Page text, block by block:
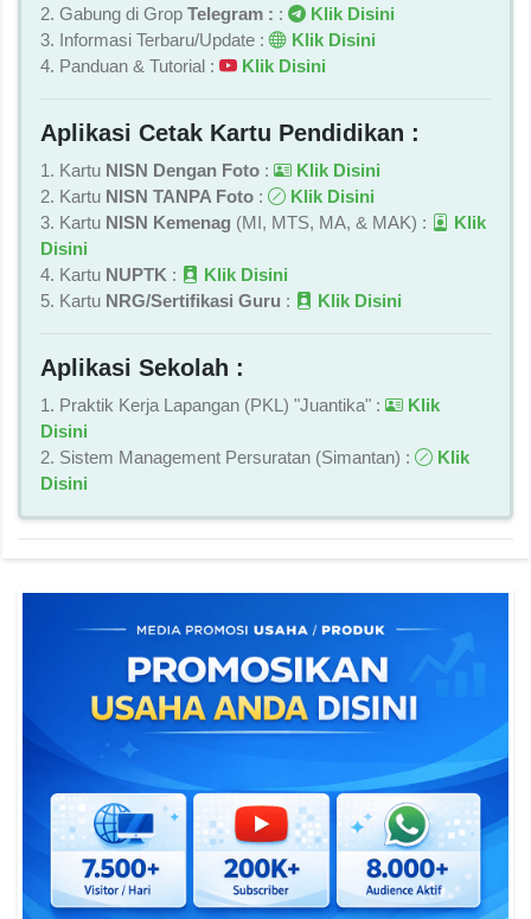
2. Gabung di Grop Telegram : :
Klik Disini
3. Informasi Terbaru/Update :
Klik Disini
4. Panduan & Tutorial :
Klik Disini
Aplikasi Cetak Kartu Pendidikan :
1. Kartu NISN Dengan Foto :
Klik Disini
2. Kartu NISN TANPA Foto :
Klik Disini
3. Kartu NISN Kemenag (MI, MTS, MA, & MAK) :
Klik
Disini
4. Kartu NUPTK :
Klik Disini
5. Kartu NRG/Sertifikasi Guru : Klik Disini
Aplikasi Sekolah :
1. Praktik Kerja Lapangan (PKL) "Juantika" :
Klik
Disini
2. Sistem Management Persuratan (Simantan) :
Klik
Disini